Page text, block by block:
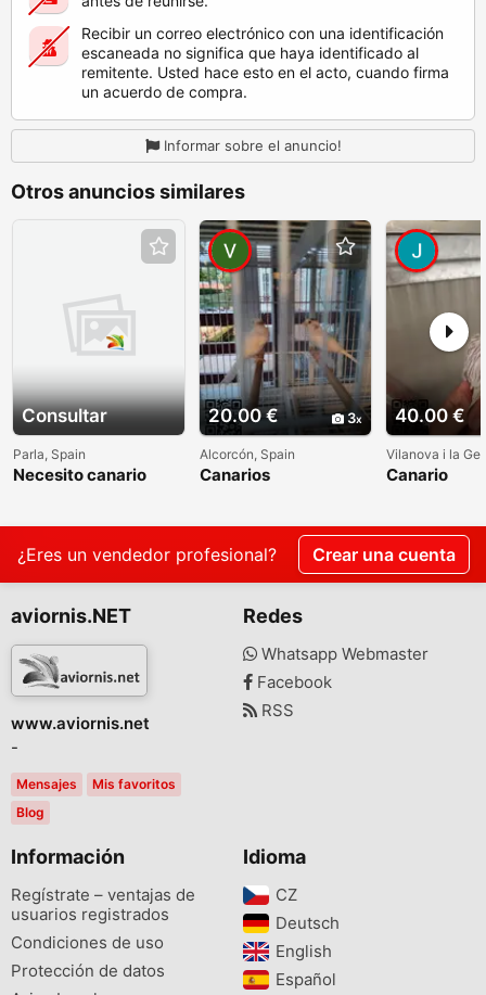
Recibir un correo electrónico con una identificación
escaneada no significa que haya identificado al
remitente. Usted hace esto en el acto, cuando firma
un acuerdo de compra.
Informar sobre el anuncio!
Otros anuncios similares
Consultar
Parla, Spain
Necesito canario
20.00 € 3
Alcorcón, Spain
Canarios
40.00 €
Vilanova i la
Canario
¿Eres un vendedor profesional? Crear una cuenta
aviornis.NET
www.aviornis.net
-
Mensajes
Mis favoritos
Blog
Redes
Whatsapp Webmaster
Facebook
RSS
Información
Regístrate – ventajas de
usuarios registrados
Condiciones de uso
Protección de datos
Idioma
CZ‎
Deutsch‎
English‎
Español‎